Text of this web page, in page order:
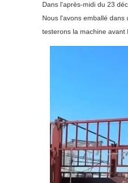
Dans l'après-midi du 23
Nous l'avons emballé
testerons la machine avant